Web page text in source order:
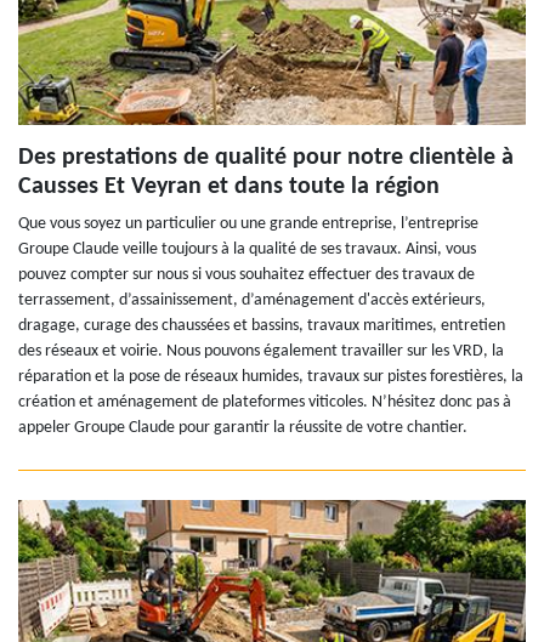
Des prestations de qualité pour notre clientèle à
Causses Et Veyran et dans toute la région
Que vous soyez un particulier ou une grande entreprise, l’entreprise
Groupe Claude veille toujours à la qualité de ses travaux. Ainsi, vous
pouvez compter sur nous si vous souhaitez effectuer des travaux de
terrassement, d’assainissement, d’aménagement d'accès extérieurs,
dragage, curage des chaussées et bassins, travaux maritimes, entretien
des réseaux et voirie. Nous pouvons également travailler sur les VRD, la
réparation et la pose de réseaux humides, travaux sur pistes forestières, la
création et aménagement de plateformes viticoles. N’hésitez donc pas à
appeler Groupe Claude pour garantir la réussite de votre chantier.